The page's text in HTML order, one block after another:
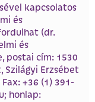
kapcsolatos
és
(dr.
és
postai cím: 1530
Szilágyi Erzsébet
+36 (1) 391-
honlap: